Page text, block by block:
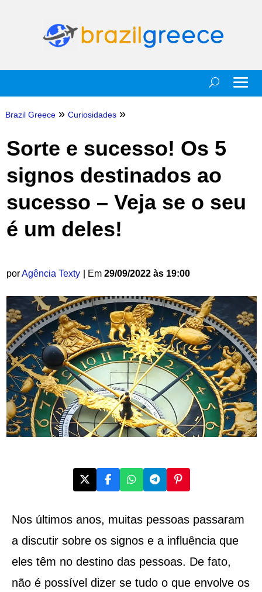
Brazil Greece » Curiosidades »
Sorte e sucesso! Os 5
signos destinados ao
sucesso – Veja se o seu
é um deles!
porAgência Texty | Em 29/09/2022 às 19:00
Nos últimos anos, muitas pessoas passaram
a discutir sobre os signos e a influência que
eles têm no destino das pessoas. De fato,
não é possível dizer se tudo o que envolve os